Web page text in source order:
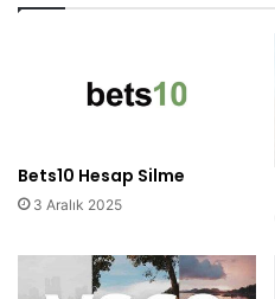
Bets10 Hesap Silme
3 Aralık 2025